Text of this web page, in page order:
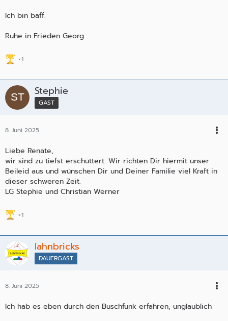
Ich bin baff.
Ruhe in Frieden Georg
1
Stephie
GAST
8. Juni 2025
Liebe Renate,
wir sind zu tiefst erschüttert. Wir richten Dir hiermit unser
Beileid aus und wünschen Dir und Deiner Familie viel Kraft in
dieser schweren Zeit.
LG Stephie und Christian Werner
1
lahnbricks
DAUERGAST
8. Juni 2025
Ich hab es eben durch den Buschfunk erfahren, unglaublich